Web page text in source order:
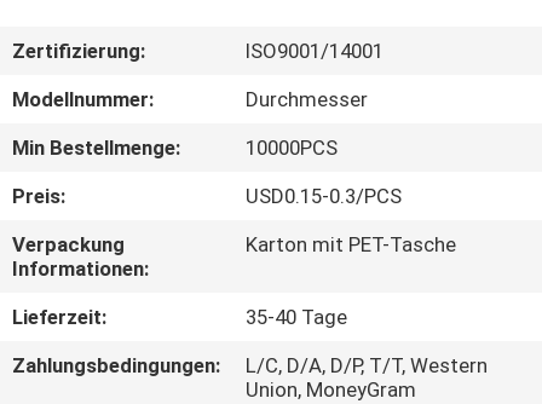
FABRIK-
QUALITÄTSKONTROLLE
TRETEN
SIE
MIT
Zertifizierung:
ISO9001/14001
Modellnummer:
Durchmesser
Min Bestellmenge:
10000PCS
Preis:
USD0.15-0.3/PCS
Verpackung
Informationen:
Karton mit PET-Tasche
Lieferzeit:
35-40 Tage
Zahlungsbedingungen:
L/C, D/A, D/P, T/T, Western
Union, MoneyGram